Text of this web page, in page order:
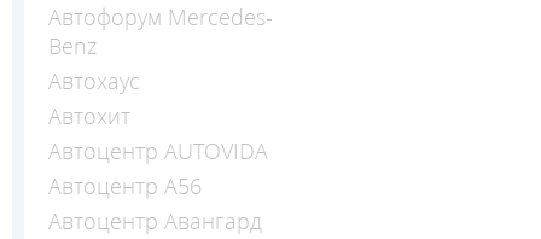
Автофорум Mercedes-
Benz
Автохаус
Автохит
Автоцентр AUTOVIDA
Автоцентр А56
Автоцентр Авангард